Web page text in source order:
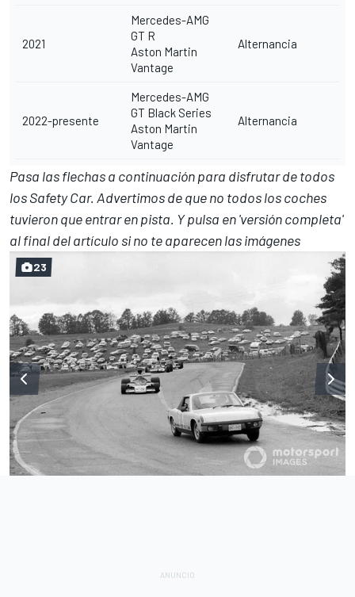
2021
Mercedes-AMG
GT R
Aston Martin
Vantage
Alternancia
2022-presente
Mercedes-AMG
GT Black Series
Aston Martin
Vantage
Alternancia
Pasa las flechas a continuación para disfrutar de todos
los Safety Car. Advertimos de que no todos los coches
tuvieron que entrar en pista. Y pulsa en 'versión completa'
al final del artículo si no te aparecen las imágenes
23